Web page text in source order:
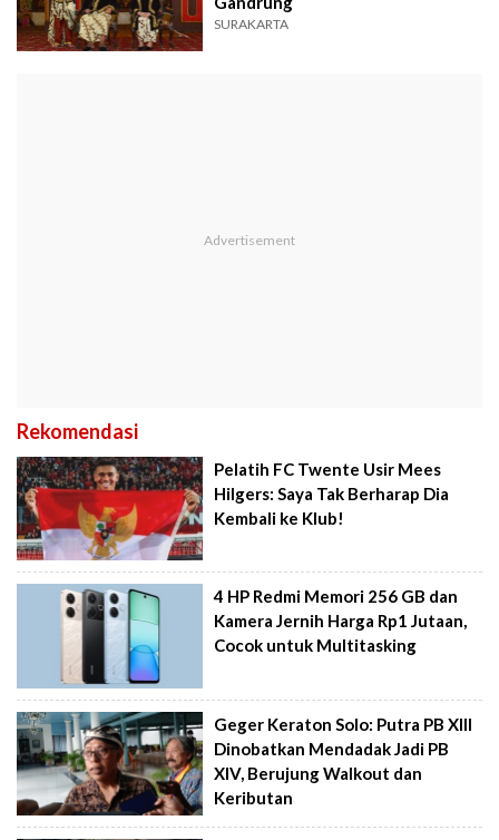
SURAKARTA
Rekomendasi
Pelatih FC Twente Usir Mees
Hilgers: Saya Tak Berharap Dia
Kembali ke Klub!
4 HP Redmi Memori 256 GB dan
Kamera Jernih Harga Rp1 Jutaan,
Cocok untuk Multitasking
Geger Keraton Solo: Putra PB XIII
Dinobatkan Mendadak Jadi PB
XIV, Berujung Walkout dan
Keributan